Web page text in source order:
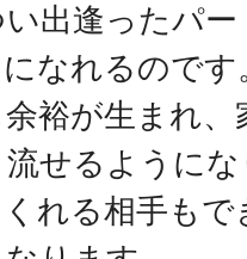
出逢ったパ
なれるのです
裕が生まれ
せるように
れる相手も